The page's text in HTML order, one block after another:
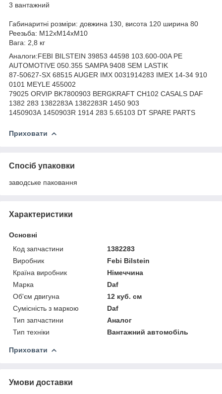
3 вантажний
Габинаритні розміри: довжина 130, висота 120 ширина 80
Реезьба: M12xM14xM10
Вага: 2,8 кг
Аналоги:FEBI BILSTEIN 39853 44598 103.600-00A PE
AUTOMOTIVE 050.355 SAMPA 9408 SEM LASTIK
87-50627-SX 68515 AUGER IMX 0031914283 IMEX 14-34 910
0101 MEYLE 455002
79025 ORVIP BK7800903 BERGKRAFT CH102 CASALS DAF
1382 283 1382283A 1382283R 1450 903
1450903A 1450903R 1914 283 5.65103 DT SPARE PARTS
Приховати
Спосіб упаковки
заводське паковання
Характеристики
Основні
Код запчастини
1382283
Виробник
Febi Bilstein
Країна виробник
Німеччина
Марка
Daf
Об'єм двигуна
12 куб. см
Сумісність з маркою
Daf
Тип запчастини
Аналог
Тип техніки
Вантажний автомобіль
Приховати
Умови доставки